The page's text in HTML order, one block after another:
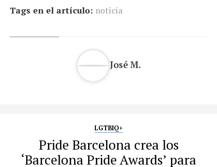
Tags en el artículo: noticia
José M.
LGTBIQ+
Pride Barcelona crea los
‘Barcelona Pride Awards’ para